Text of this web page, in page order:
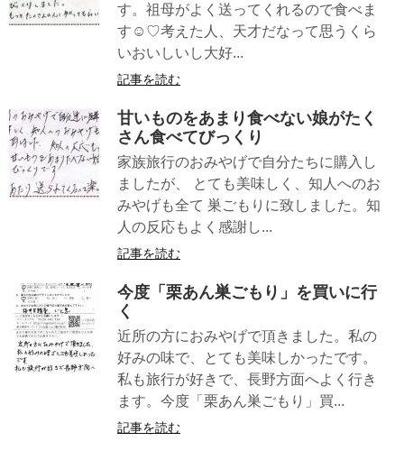
す。祖母がよく送ってくれるので食べま
す☺♡考えた人、天才だなって思うくら
いおいしいし大好...
記事を読む
甘いものをあまり食べない娘がたく
さん食べてびっくり
家族旅行のおみやげで自分たちに購入し
ましたが、 とても美味しく、知人へのお
みやげも全て 巣ごもりに致しました。知
人の反応もよく感謝し...
記事を読む
今度「栗あん巣ごもり」を買いに行
く
近所の方におみやげで頂きました。私の
好みの味で、とても美味しかったです。
私も旅行が好きで、長野方面へよく行き
ます。今度「栗あん巣ごもり」買...
記事を読む